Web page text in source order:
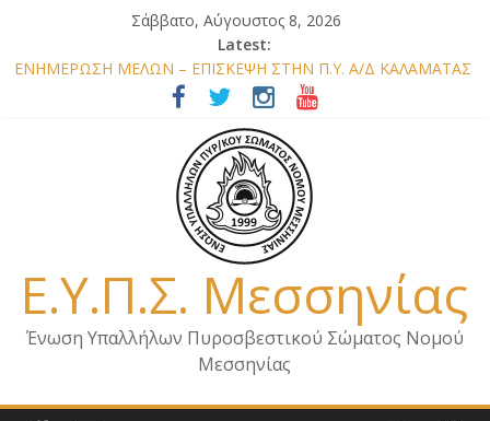
Σάββατο, Αύγουστος 8, 2026
Latest:
ΕΝΗΜΕΡΩΣΗ ΜΕΛΩΝ – ΕΠΙΣΚΕΨΗ ΣΤΗΝ Π.Υ. Α/Δ ΚΑΛΑΜΑΤΑΣ
ΕΠΙΣΤΟΛΗ ΓΙΑ ΣΧΕΔΙΟ ΔΑΣΩΝ 2026
ΕΝΗΜΕΡΩΣΗ Κ. ΑΡΧΗΓΟΥ Π.Σ. ΣΧΕΤΙΚΑ ΜΕ ΟΡΓΑΝΙΚΕΣ
ΘΕΣΕΙΣ ΝΟΜΟΥ ΜΕΣΣΗΝΙΑΣ 2026
ΕΝΗΜΕΡΩΣΗ ΜΕΛΩΝ – ΕΠΙΣΚΕΨΗ ΕΝΩΣΗΣ ΣΕ ΥΠΗΡΕΣΙΕΣ ΚΑΙ
ΚΛΙΜΑΚΙΑ ΤΟΥ ΝΟΜΟΥ ΜΑΣ
ΕΝΗΜΕΡΩΣΗ ΜΕΛΩΝ ΓΙΑ ΕΠΙΣΚΕΨΕΙΣ ΣΩΜΑΤΕΙΟΥ
Ε.Υ.Π.Σ. Μεσσηνίας
Ένωση Υπαλλήλων Πυροσβεστικού Σώματος Νομού
Μεσσηνίας